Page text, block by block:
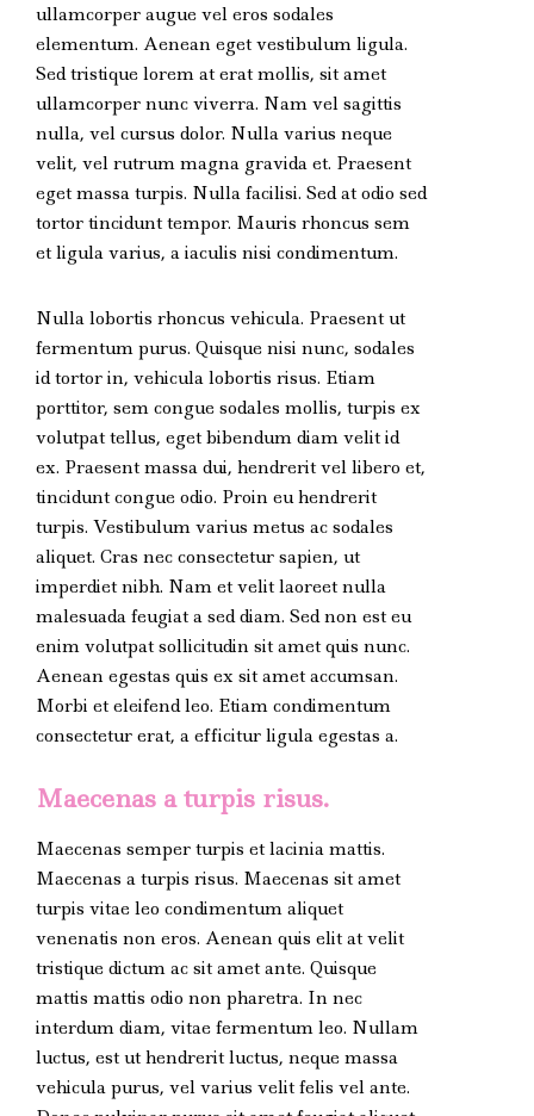
ullamcorper augue vel eros sodales
elementum. Aenean eget vestibulum ligula.
Sed tristique lorem at erat mollis, sit amet
ullamcorper nunc viverra. Nam vel sagittis
nulla, vel cursus dolor. Nulla varius neque
velit, vel rutrum magna gravida et. Praesent
eget massa turpis. Nulla facilisi. Sed at odio sed
tortor tincidunt tempor. Mauris rhoncus sem
et ligula varius, a iaculis nisi condimentum.
Nulla lobortis rhoncus vehicula. Praesent ut
fermentum purus. Quisque nisi nunc, sodales
id tortor in, vehicula lobortis risus. Etiam
porttitor, sem congue sodales mollis, turpis ex
volutpat tellus, eget bibendum diam velit id
ex. Praesent massa dui, hendrerit vel libero et,
tincidunt congue odio. Proin eu hendrerit
turpis. Vestibulum varius metus ac sodales
aliquet. Cras nec consectetur sapien, ut
imperdiet nibh. Nam et velit laoreet nulla
malesuada feugiat a sed diam. Sed non est eu
enim volutpat sollicitudin sit amet quis nunc.
Aenean egestas quis ex sit amet accumsan.
Morbi et eleifend leo. Etiam condimentum
consectetur erat, a efficitur ligula egestas a.
Maecenas a turpis risus.
Maecenas semper turpis et lacinia mattis.
Maecenas a turpis risus. Maecenas sit amet
turpis vitae leo condimentum aliquet
venenatis non eros. Aenean quis elit at velit
tristique dictum ac sit amet ante. Quisque
mattis mattis odio non pharetra. In nec
interdum diam, vitae fermentum leo. Nullam
luctus, est ut hendrerit luctus, neque massa
vehicula purus, vel varius velit felis vel ante.